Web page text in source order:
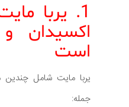
1. یربا
اکسیدان
است
یربا مایت شامل چندین
جمله: